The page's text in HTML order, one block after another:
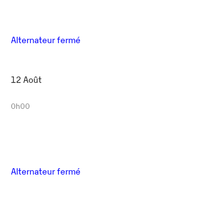
Alternateur fermé
12 Août
0h00
Alternateur fermé